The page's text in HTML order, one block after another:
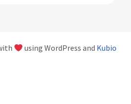
using WordPress and Kubio